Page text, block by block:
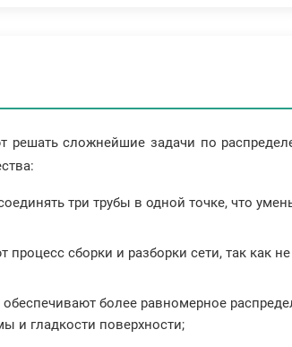
решать сложнейшие задачи по
три трубы в одной точке, что
процесс сборки и разборки сети, так как
обеспечивают более равномерное
и гладкости поверхности;